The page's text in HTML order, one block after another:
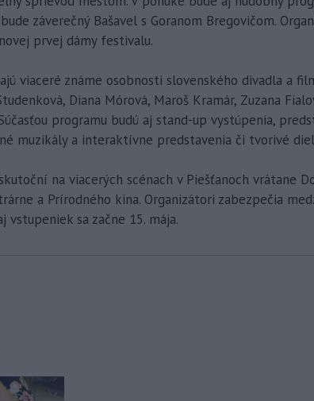
záverečný Bašavel s Goranom Bregovičom.
prvej dámy festivalu.
viaceré známe osobnosti slovenského divadla a
Diana Mórová, Maroš Kramár, Zuzana
programu budú aj stand-up vystúpenia,
muzikály a interaktívne predstavenia či tvorivé
na viacerých scénach v Piešťanoch vrátane
a Prírodného kina. Organizátori zabezpečia
vstupeniek sa začne 15. mája.